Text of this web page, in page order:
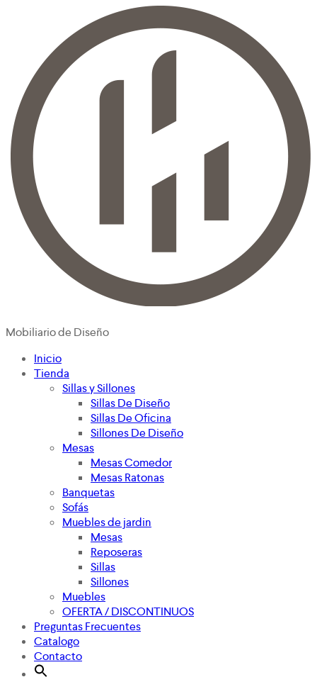
Mobiliario de Diseño
Inicio
Tienda
Sillas y Sillones
Sillas De Diseño
Sillas De Oficina
Sillones De Diseño
Mesas
Mesas Comedor
Mesas Ratonas
Banquetas
Sofás
Muebles de jardin
Mesas
Reposeras
Sillas
Sillones
Muebles
OFERTA / DISCONTINUOS
Preguntas Frecuentes
Catalogo
Contacto